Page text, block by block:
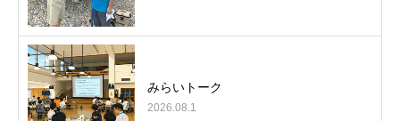
みらいトーク
2026.08.1